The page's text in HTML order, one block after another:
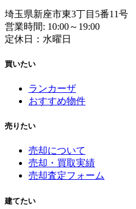
埼玉県新座市東3丁目5番11号
営業時間: 10:00～19:00
定休日：水曜日
買いたい
ランカーザ
おすすめ物件
売りたい
売却について
売却・買取実績
売却査定フォーム
建てたい